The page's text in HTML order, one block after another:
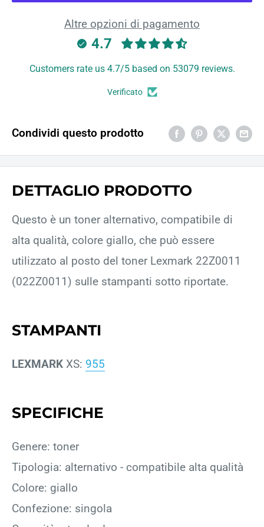
Altre opzioni di pagamento
4.7
Customers rate us 4.7/5 based on 53079 reviews.
Verificato
Condividi questo prodotto
DETTAGLIO PRODOTTO
Questo è un toner alternativo, compatibile di
alta qualità, colore giallo, che può essere
utilizzato al posto del toner Lexmark 22Z0011
(022Z0011) sulle stampanti sotto riportate.
STAMPANTI
LEXMARK XS: 955
SPECIFICHE
Genere: toner
Tipologia: alternativo - compatibile alta qualità
Colore: giallo
Confezione: singola